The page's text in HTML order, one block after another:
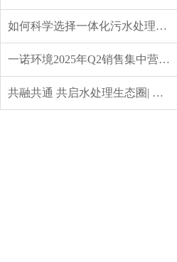
如何科学选择一体化污水处理设备？实用指南来了
一诺环境2025年Q2销售集中营：赋能成长，共启新程
共融共通 共启水处理生态圈| 英诺格林成立20周年供应商大会定义水处理未来式